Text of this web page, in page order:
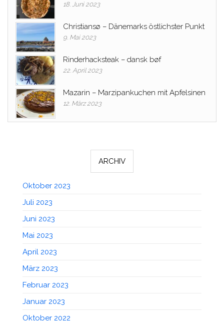
18. Juni 2023
Christiansø – Dänemarks östlichster Punkt
9. Mai 2023
Rinderhacksteak – dansk bøf
22. April 2023
Mazarin – Marzipankuchen mit Apfelsinen
12. März 2023
ARCHIV
Oktober 2023
Juli 2023
Juni 2023
Mai 2023
April 2023
März 2023
Februar 2023
Januar 2023
Oktober 2022